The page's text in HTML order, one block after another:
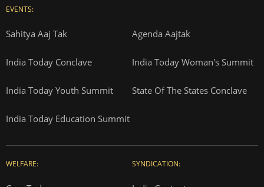
EVENTS:
Sahitya Aaj Tak Agenda Aajtak
India Today Conclave India Today Woman's Summit
India Today Youth Summit State Of The States Conclave
India Today Education Summit
WELFARE: SYNDICATION: